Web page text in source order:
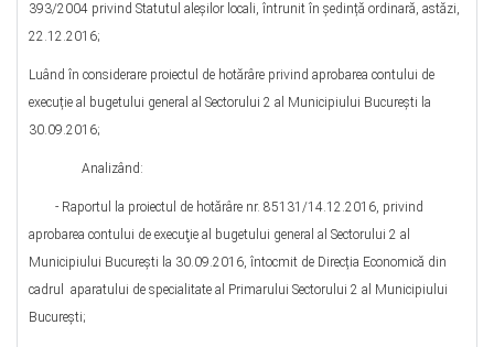
393/2004 privind Statutul aleșilor locali, întrunit în ședință ordinară, astăzi,
22.12.2016;
Luând în considerare proiectul de hotărâre privind aprobarea contului de
execuție al bugetului general al Sectorului 2 al Municipiului București la
30.09.2016;
Analizând:
- Raportul la proiectul de hotărâre nr. 85131/14.12.2016, privind
aprobarea contului de execuţie al bugetului general al Sectorului 2 al
Municipiului București la 30.09.2016, întocmit de Direcția Economică din
cadrul aparatului de specialitate al Primarului Sectorului 2 al Municipiului
București;